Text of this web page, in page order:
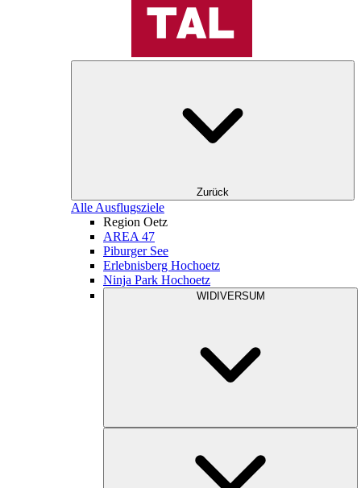
Zurück
Alle Ausflugsziele
Region Oetz
AREA 47
Piburger See
Erlebnisberg Hochoetz
Ninja Park Hochoetz
WIDIVERSUM